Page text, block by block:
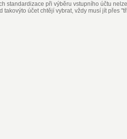
standardizace při výběru vstupního účtu
takovýto účet chtějí vybrat, vždy musí jít přes